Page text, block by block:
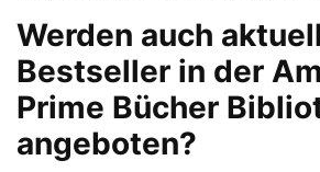
Werden auch
Bestseller in der
Prime Bücher
angeboten?